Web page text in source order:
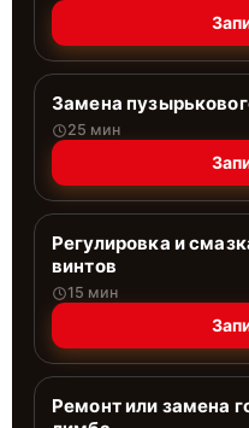
Замена
25 мин
Регулировка и
винтов
15 мин
Ремонт или замена